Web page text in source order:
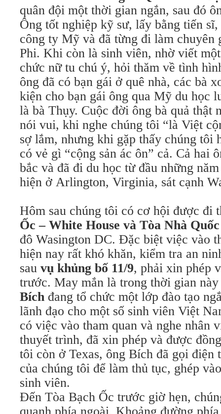
quân đội một thời gian ngắn, sau đó
Ông tốt nghiệp kỹ sư, lấy bằng tiến
công ty Mỹ và đã từng đi làm chuyên
Phi. Khi còn là sinh viên, nhờ viết
chức nữ tu chú ý, hỏi thăm về tình
ông đã có bạn gái ở quê nhà, các bà
kiện cho bạn gái ông qua Mỹ du học
là bà Thụy. Cuộc đời ông bà quả thật
nói vui, khi nghe chúng tôi “là Việt
sợ lắm, nhưng khi gặp thấy chúng tôi
có vẻ gì “cộng sản ác ôn” cả. Cả hai
bắc và đã đi du học từ đầu những
hiện ở Arlington, Virginia, sát cạnh
Hôm sau chúng tôi có cơ hội được đi
Ốc – White House và Tòa Nhà
đô Wasington DC. Đặc biệt việc vào
hiện nay rất khó khăn, kiểm tra an
sau vụ khủng bố 11/9, phải xin phép
trước. May mắn là trong thời gian
Bích đang tổ chức một lớp đào tạo
lãnh đạo cho một số sinh viên Việt
có việc vào tham quan và nghe nhân
thuyết trình, đã xin phép và được
tôi còn ở Texas, ông Bích đã gọi điện
của chúng tôi để làm thủ tục, ghép
sinh viên.
Đến Tòa Bạch Ốc trước giờ hẹn,